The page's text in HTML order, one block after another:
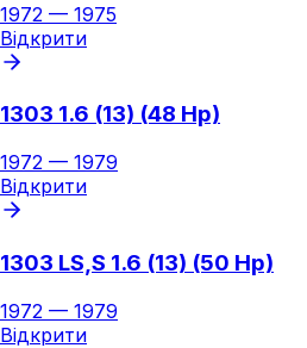
1972 — 1975
Відкрити
1303 1.6 (13) (48 Hp)
1972 — 1979
Відкрити
1303 LS,S 1.6 (13) (50 Hp)
1972 — 1979
Відкрити